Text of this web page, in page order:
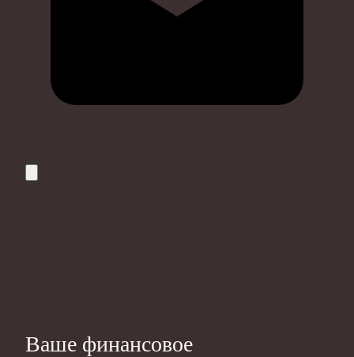
Ваше финансовое